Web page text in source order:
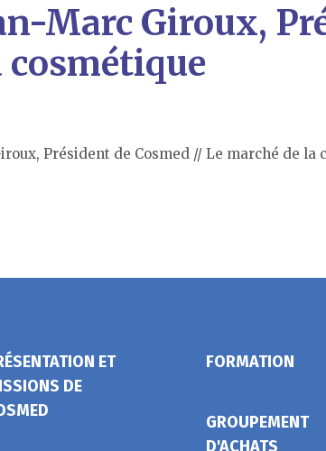
Marc Giroux,
cosmétique
Président de Cosmed // Le marché de la
ET
DE
FORMATION
GROUPEMENT
D'ACHATS